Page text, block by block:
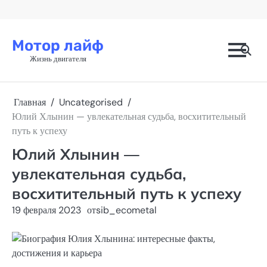
Мотор лайф
Жизнь двигателя
Главная
Uncategorised
Юлий Хлынин — увлекательная судьба, восхитительный
путь к успеху
Юлий Хлынин —
увлекательная судьба,
восхитительный путь к успеху
19 февраля 2023 отsib_ecometal